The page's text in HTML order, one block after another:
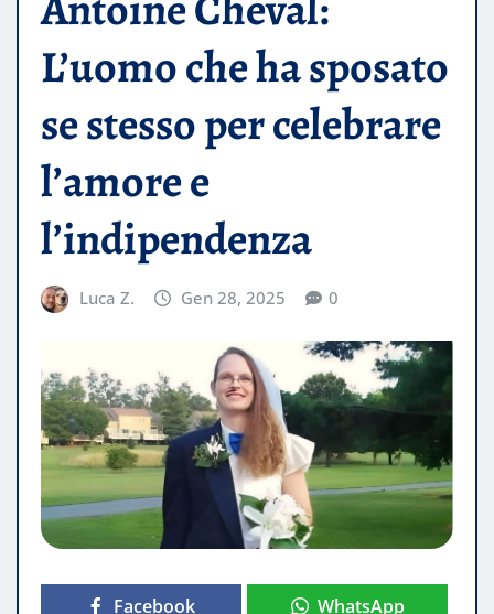
L’uomo che ha sposato
se stesso per celebrare
l’amore e
l’indipendenza
Luca Z. Gen 28, 2025 0
Facebook WhatsApp